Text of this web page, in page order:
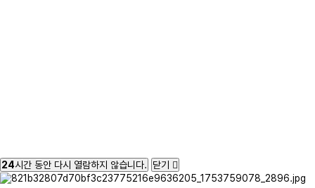
24시간 동안 다시 열람하지 않습니다. 닫기